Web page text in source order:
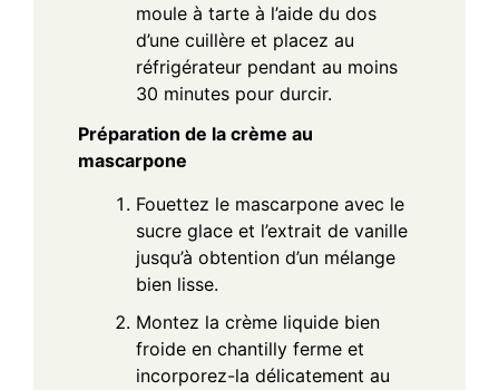
moule à tarte à l’aide du dos
d’une cuillère et placez au
réfrigérateur pendant au moins
30 minutes pour durcir.
Préparation de la crème au
mascarpone
Fouettez le mascarpone avec le
sucre glace et l’extrait de vanille
jusqu’à obtention d’un mélange
bien lisse.
Montez la crème liquide bien
froide en chantilly ferme et
incorporez-la délicatement au